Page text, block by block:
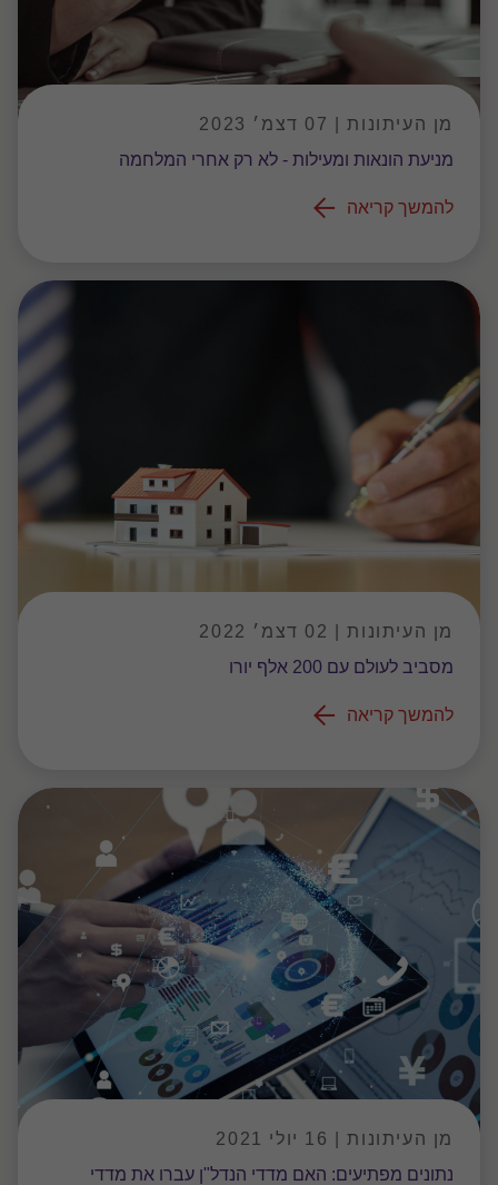
מן העיתונות | 07 דצמ׳ 2023
מניעת הונאות ומעילות - לא רק אחרי המלחמה
להמשך קריאה
מן העיתונות | 02 דצמ׳ 2022
מסביב לעולם עם 200 אלף יורו
להמשך קריאה
מן העיתונות | 16 יולי 2021
נתונים מפתיעים: האם מדדי הנדל"ן עברו את מדדי